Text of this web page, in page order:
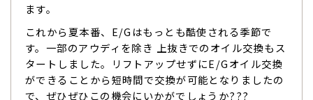
ます。
これから夏本番、E/Gはもっとも酷使される季節で
す。一部のアウディを除き 上抜きでのオイル交換もス
タートしました。リフトアップせずにE/Gオイル交換
ができることから短時間で交換が可能となりましたの
で、ぜひぜひこの機会にいかがでしょうか???